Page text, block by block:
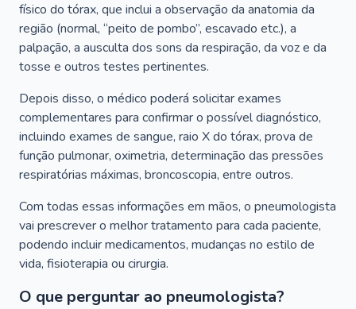
físico do tórax, que inclui a observação da anatomia da
região (normal, “peito de pombo”, escavado etc.), a
palpação, a ausculta dos sons da respiração, da voz e da
tosse e outros testes pertinentes.
Depois disso, o médico poderá solicitar exames
complementares para confirmar o possível diagnóstico,
incluindo exames de sangue, raio X do tórax, prova de
função pulmonar, oximetria, determinação das pressões
respiratórias máximas, broncoscopia, entre outros.
Com todas essas informações em mãos, o pneumologista
vai prescrever o melhor tratamento para cada paciente,
podendo incluir medicamentos, mudanças no estilo de
vida, fisioterapia ou cirurgia.
O que perguntar ao pneumologista?